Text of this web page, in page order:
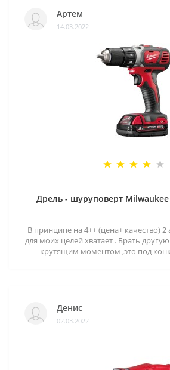
Артем
14.03.2022
Дрель - шуруповерт Milwaukee
В принципе на 4++ (цена+ качество)
для моих целей хватает . Брать
крутящим моментом ,это под
Денис
02.03.2022